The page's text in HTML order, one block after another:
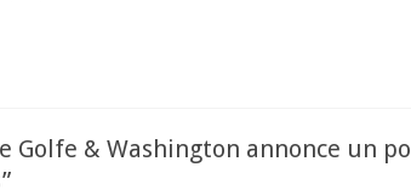
Golfe & Washington annonce un